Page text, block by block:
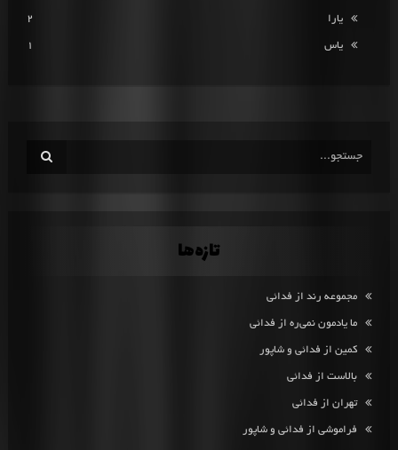
یارا 2
یاس 1
تازه‌ها
مجموعه رند از فدائی
ما یادمون نمی‌ره از فدائی
کمین از فدائی و شاپور
بالاست از فدائی
تهران از فدائی
فراموشی از فدائی و شاپور